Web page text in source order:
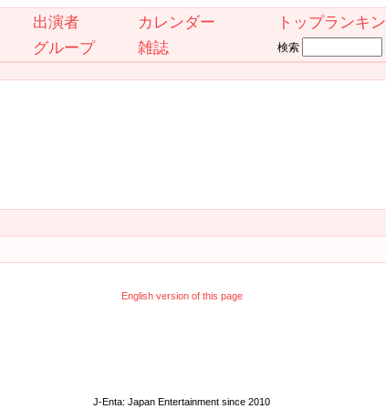
出演者 カレンダー
トップランキ
グループ 雑誌
検索
English version of this page
J-Enta: Japan Entertainment since 2010